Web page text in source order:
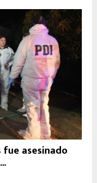
fue asesinado